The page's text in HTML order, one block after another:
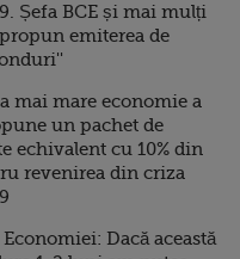
Șefa BCE și mai mulți
emiterea de
mai mare economie a
un pachet de
echivalent cu 10% din
revenirea din criza
Dacă această